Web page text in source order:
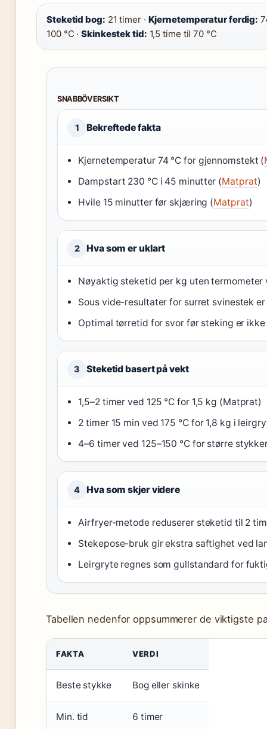
Steketid bog: 21 timer · Kjernetemperatur ferdig:
100 °C ·Skinkestek tid: 1,5 time til 70 °C
SNABBÖVERSIKT
1 Bekreftede fakta
Kjernetemperatur 74 °C for gjennomstekt (
Dampstart 230 °C i 45 minutter (Matprat)
Hvile 15 minutter før skjæring (Matprat)
2 Hva som er uklart
Nøyaktig steketid per kg uten termometer
Sous vide-resultater for surret svinestek
Optimal tørretid for svor før steking er
3 Steketid basert på vekt
1,5–2 timer ved 125 °C for 1,5 kg (Matprat)
2 timer 15 min ved 175 °C for 1,8 kg i
4–6 timer ved 125–150 °C for større
4 Hva som skjer videre
Airfryer-metode reduserer steketid til 2
Stekepose-bruk gir ekstra saftighet ved
Leirgryte regnes som gullstandard for
Tabellen nedenfor oppsummerer de viktigste
FAKTA VERDI
Beste stykke Bog eller skinke
Min. tid 6 timer